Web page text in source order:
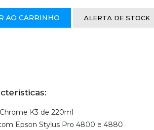
AO CARRINHO ALERTA DE STOCK
K3 de 220ml
Epson Stylus Pro 4800 e 4880